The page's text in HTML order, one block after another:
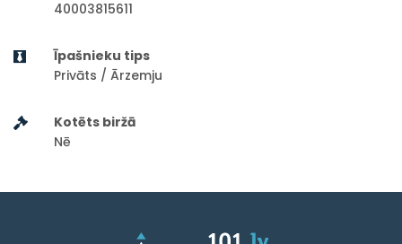
40003815611
Īpašnieku tips
Privāts / Ārzemju
Kotēts biržā
Nē